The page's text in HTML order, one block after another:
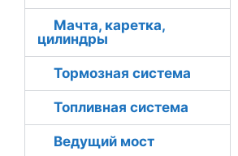
Мачта, каретка,
цилиндры
Тормозная система
Топливная система
Ведущий мост